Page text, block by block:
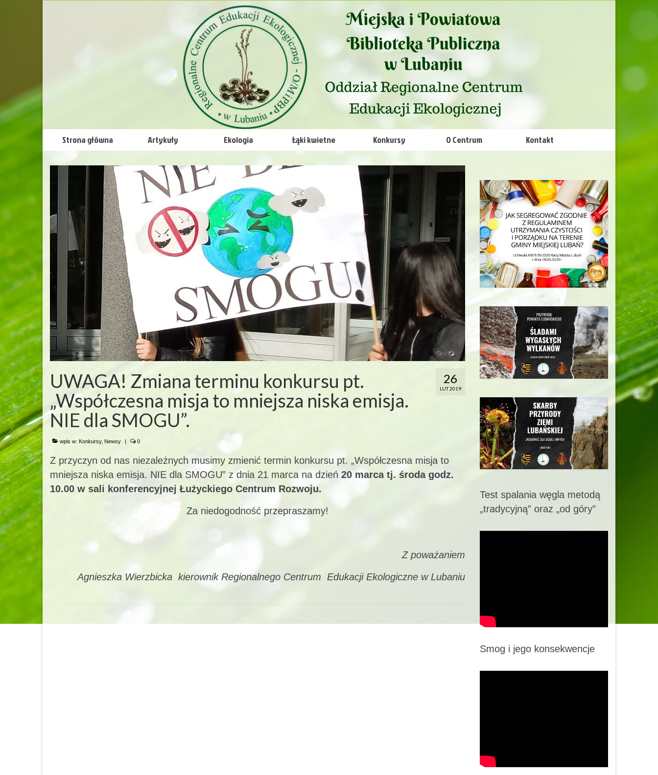
Strona główna Artykuły Ekologia Łąki kwietne Konkursy O Centrum Kontakt
26
LUT 2019
UWAGA! Zmiana terminu konkursu pt.
„Współczesna misja to mniejsza niska emisja.
NIE dla SMOGU”.
wpis w: Konkursy, Newsy | 0
Z przyczyn od nas niezależnych musimy zmienić termin konkursu pt. „Współczesna misja to
mniejsza niska emisja. NIE dla SMOGU” z dnia 21 marca na dzień 20 marca tj. środa godz.
10.00 w sali konferencyjnej Łużyckiego Centrum Rozwoju.
Za niedogodność przepraszamy!
Z poważaniem
Agnieszka Wierzbicka kierownik Regionalnego Centrum Edukacji Ekologiczne w Lubaniu
Test spalania węgla metodą
„tradycyjną” oraz „od góry”
Smog i jego konsekwencje